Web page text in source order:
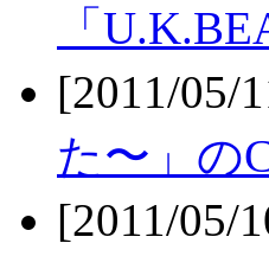
「
[2011/05/
た〜」の
[2011/05/